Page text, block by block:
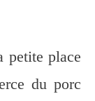
petite place
du porc